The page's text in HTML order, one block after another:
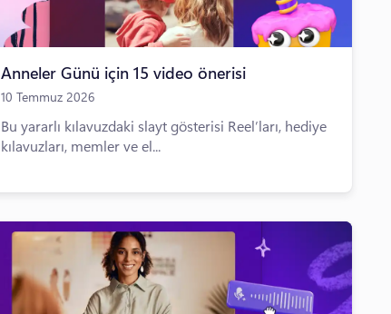
Anneler Günü için 15 video önerisi
10 Temmuz 2026
Bu yararlı kılavuzdaki slayt gösterisi Reel’ları, hediye
kılavuzları, memler ve el...